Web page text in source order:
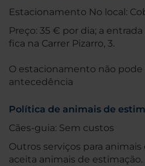
Estacionamento No local:
Preço: 35 € por dia; a
fica na Carrer Pizarro, 3.
O estacionamento não pode
antecedência
Política de animais de
Cães-guia: Sem custos
Outros serviços para
aceita animais de estimação.